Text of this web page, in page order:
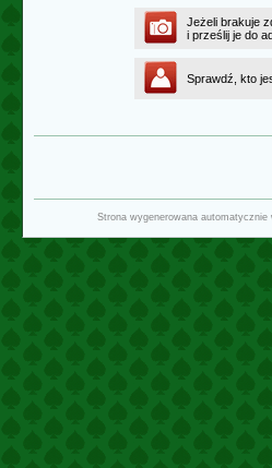
Jeżeli brakuje
i prześlij je do
Sprawdź, kto
Strona wygenerowana automatycznie